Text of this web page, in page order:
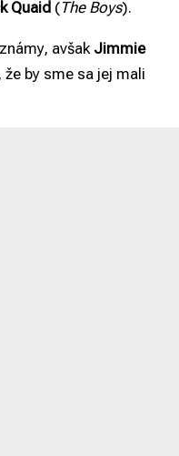
Quaid (The Boys).
avšak Jimmie
by sme sa jej mali